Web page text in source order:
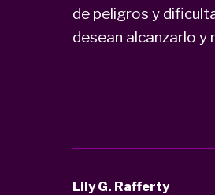
de peligros y
desean alcanzarlo y
Lily G. Rafferty